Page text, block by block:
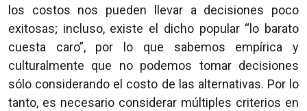
los costos nos pueden llevar a decisiones poco
exitosas; incluso, existe el dicho popular “lo barato
cuesta caro”, por lo que sabemos empírica y
culturalmente que no podemos tomar decisiones
sólo considerando el costo de las alternativas. Por lo
tanto, es necesario considerar múltiples criterios en